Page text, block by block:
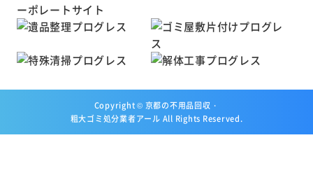
Copyright © 京都の不用品回収・
粗大ゴミ処分業者アール All Rights Reserved.